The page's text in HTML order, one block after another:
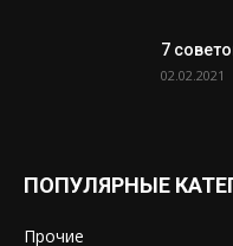
7
02.02.2021
ПОПУЛЯРНЫЕ
Прочие